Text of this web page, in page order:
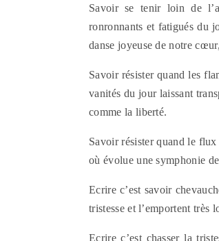
Savoir se tenir loin de
ronronnants et fatigués du
danse joyeuse de notre
Savoir résister quand les
vanités du jour laissant
comme la liberté.
Savoir résister quand le
où évolue une symphonie
Ecrire c’est savoir
tristesse et l’emportent très
Ecrire c’est chasser la